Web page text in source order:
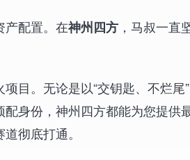
产配置。在神州四方 ，马叔一直
目。无论是以“交钥匙、不烂
身份，神州四方都能为您提
彻底打通。